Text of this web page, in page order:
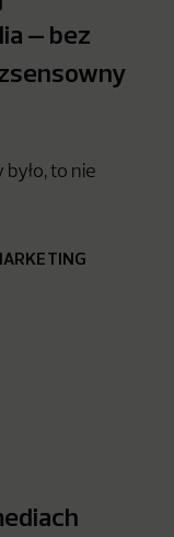
– bez
to nie